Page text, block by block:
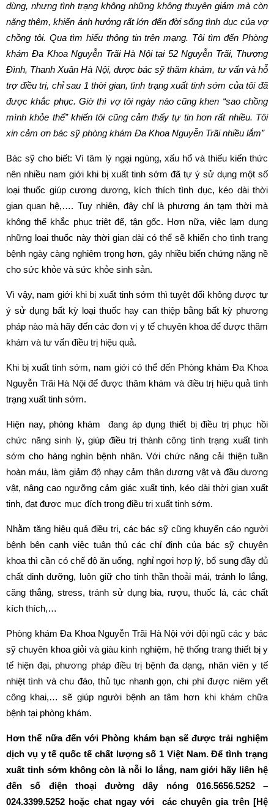
dùng, nhưng tình trạng không những không thuyên giảm mà còn
nặng thêm, khiến ảnh hưởng rất lớn đến đời sống tình dục của vợ
chồng tôi. Qua tìm hiểu thông tin trên mạng. Tôi tìm đến Phòng
khám Đa Khoa Nguyễn Trãi Hà Nội tại 52 Nguyễn Trãi, Thượng
Đình, Thanh Xuân Hà Nội, được bác sỹ thăm khám, tư vấn và hỗ
trợ điều trị, chỉ sau 1 thời gian, tình trạng xuất tinh sớm của tôi đã
được khắc phục. Giờ thì vợ tôi ngày nào cũng khen “sao chồng
mình khỏe thế” khiến tôi cũng cảm thấy tự tin hơn rất nhiều. Tôi
xin cảm ơn bác sỹ phòng khám Đa Khoa Nguyễn Trãi nhiều lắm”
Bác sỹ cho biết: Vì tâm lý ngại ngùng, xấu hổ và thiếu kiến thức
nên nhiều nam giới khi bị xuất tinh sớm đã tự ý sử dụng một số
loại thuốc giúp cương dương, kích thích tình dục, kéo dài thời
gian quan hệ,…. Tuy nhiên, đây chỉ là phương án tạm thời mà
không thể khắc phục triệt để, tận gốc. Hơn nữa, việc lạm dụng
những loại thuốc này thời gian dài có thể sẽ khiến cho tình trạng
bệnh ngày càng nghiêm trọng hơn, gây nhiều biến chứng nặng nề
cho sức khỏe và sức khỏe sinh sản.
Vì vậy, nam giới khi bị xuất tinh sớm thì tuyệt đối không được tự
ý sử dụng bất kỳ loại thuốc hay can thiệp bằng bất kỳ phương
pháp nào mà hãy đến các đơn vị y tế chuyên khoa để được thăm
khám và tư vấn điều trị hiệu quả.
Khi bị xuất tinh sớm, nam giới có thể đến Phòng khám Đa Khoa
Nguyễn Trãi Hà Nội để được thăm khám và điều trị hiệu quả tình
trạng xuất tinh sớm.
Hiện nay, phòng khám đang áp dụng thiết bị điều trị phục hồi
chức năng sinh lý, giúp điều trị thành công tình trạng xuất tinh
sớm cho hàng nghìn bệnh nhân. Với chức năng cải thiện tuần
hoàn máu, làm giảm độ nhạy cảm thân dương vật và đầu dương
vật, nâng cao ngưỡng cảm giác xuất tinh, kéo dài thời gian xuất
tinh, đạt được mục đích trong điều trị xuất tinh sớm.
Nhằm tăng hiệu quả điều trị, các bác sỹ cũng khuyến cáo người
bệnh bên cạnh việc tuân thủ các chỉ định của bác sỹ chuyên
khoa thì cần có chế độ ăn uống, nghỉ ngơi hợp lý, bổ sung đầy đủ
chất dinh dưỡng, luôn giữ cho tinh thần thoải mái, tránh lo lắng,
căng thẳng, stress, tránh sử dụng bia, rượu, thuốc lá, các chất
kích thích,…
Phòng khám Đa Khoa Nguyễn Trãi Hà Nội với đội ngũ các y bác
sỹ chuyên khoa giỏi và giàu kinh nghiệm, hệ thống trang thiết bị y
tế hiện đại, phương pháp điều trị bệnh đa dạng, nhân viên y tế
nhiệt tình và chu đáo, thủ tục nhanh gọn, chi phí được niêm yết
công khai,… sẽ giúp người bệnh an tâm hơn khi khám chữa
bệnh tại phòng khám.
Hơn thế nữa đến với Phòng khám bạn sẽ được trải nghiệm
dịch vụ y tế quốc tế chất lượng số 1 Việt Nam. Để tình trạng
xuất tinh sớm không còn là nỗi lo lắng, nam giới hãy liên hệ
đến số điện thoại đường dây nóng 016.5656.5252 –
024.3399.5252 hoặc chat ngay với các chuyên gia trên [Hệ